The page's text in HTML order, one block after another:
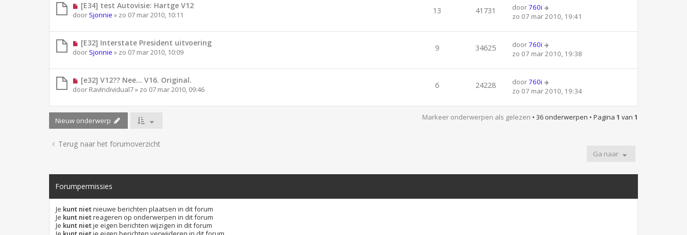
[E34] test Autovisie: Hartge V12
door Sjonnie » zo 07 mar 2010, 10:11 13 41731 door760i
zo 07 mar 2010, 19:41
[E32] Interstate President uitvoering
door Sjonnie » zo 07 mar 2010, 10:09 9 34625 door760i
zo 07 mar 2010, 19:38
[e32] V12?? Nee... V16. Original.
door RavIndividual7» zo 07 mar 2010, 09:46 6 24228 door760i
zo 07 mar 2010, 19:34
Nieuw onderwerp Markeer onderwerpen als gelezen • 36 onderwerpen • Pagina 1 van 1
Terug naar het forumoverzicht
Ga naar
Forumpermissies
Je kunt nietnieuwe berichten plaatsen in dit forum
Je kunt nietreageren op onderwerpen in dit forum
Je kunt nietje eigen berichten wijzigen in dit forum